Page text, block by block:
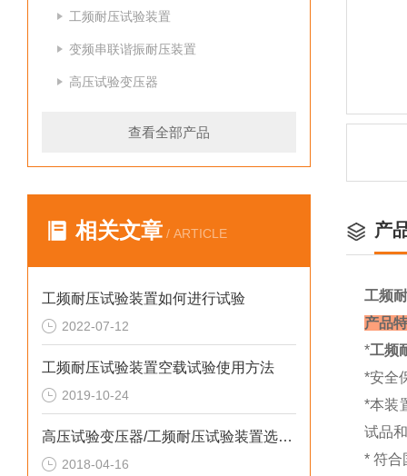
工频耐压试验装置
变频串联谐振耐压装置
高压试验变压器
查看全部产品
相关文章 / ARTICLE
工频耐压试验装置如何进行试验
2022-07-12
工频耐压试验装置空载试验使用方法
2019-10-24
高压试验变压器/工频耐压试验装置选型表
2018-04-16
产
工频
产品
*工频
*安全
*本装
试品
* 符合